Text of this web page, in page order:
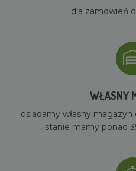
dla zamówień
WŁASNY
osiadamy własny
stanie mamy ponad